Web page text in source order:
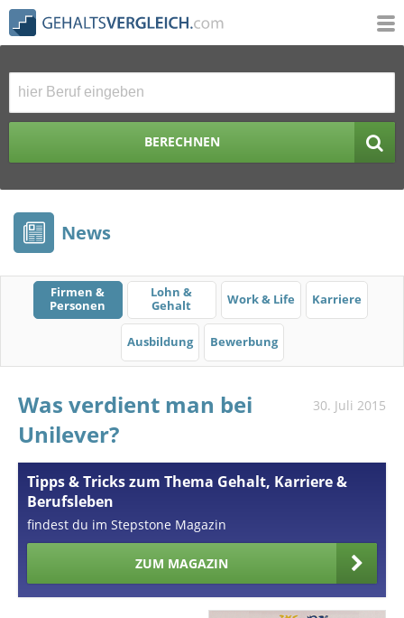
BERECHNEN
News
Firmen &
Personen
Lohn &
Gehalt
Work & Life Karriere
Ausbildung Bewerbung
Was verdient man bei
Unilever?
30. Juli 2015
Tipps & Tricks zum Thema Gehalt, Karriere &
Berufsleben
findest du im Stepstone Magazin
ZUM MAGAZIN